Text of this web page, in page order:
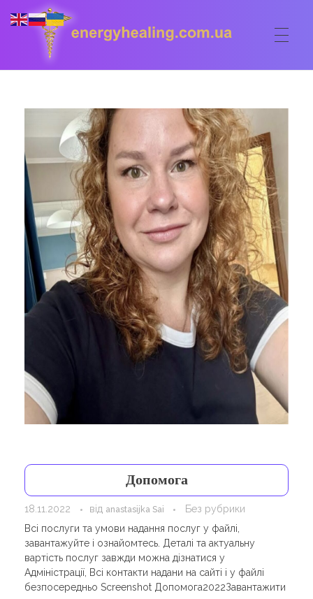
Energyhealing
ДОПОМОГА
Консультація онлайн
Сеанси
Астрологія
Карма терапія
Очищення житла
ШКОЛА
Кодекс
Ангельське цілительство
Ступені
КОРИСНЕ
Сакральні тури
Відео лекції
КОНТАКТИ
Допомога
18.11.2022 від anastasijka Sai
Без рубрики
Всі послуги та умови надання послуг у файлі,
завантажуйте і ознайомтесь. Деталі та актуальну
вартість послуг завжди можна дізнатися у
Адміністрації, Всі контакти надани на сайті і у файлі
безпосередньо Screenshot Допомога2022Завантажити